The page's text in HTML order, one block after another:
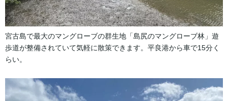
宮古島で最大のマングローブの群生地「島尻のマングローブ林」遊
歩道が整備されていて気軽に散策できます。平良港から車で15分く
らい。